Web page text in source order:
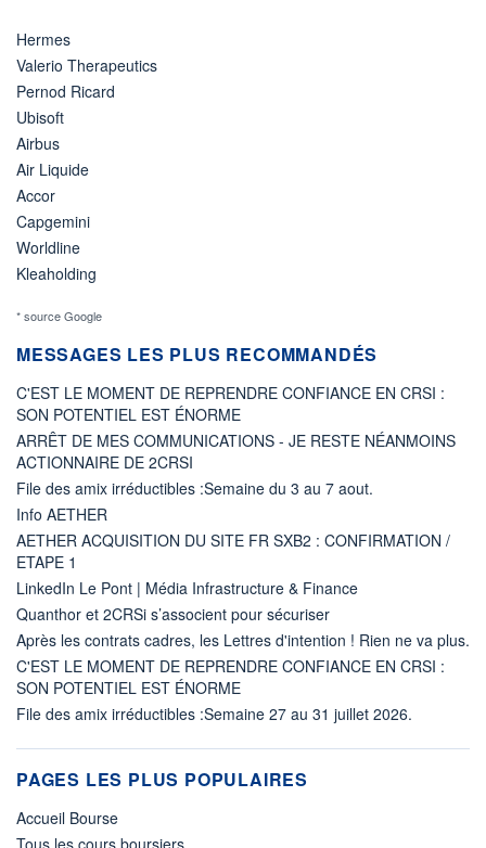
Hermes
Valerio Therapeutics
Pernod Ricard
Ubisoft
Airbus
Air Liquide
Accor
Capgemini
Worldline
Kleaholding
* source Google
MESSAGES LES PLUS RECOMMANDÉS
C'EST LE MOMENT DE REPRENDRE CONFIANCE EN CRSI :
SON POTENTIEL EST ÉNORME
ARRÊT DE MES COMMUNICATIONS - JE RESTE NÉANMOINS
ACTIONNAIRE DE 2CRSI
File des amix irréductibles :Semaine du 3 au 7 aout.
Info AETHER
AETHER ACQUISITION DU SITE FR SXB2 : CONFIRMATION /
ETAPE 1
LinkedIn Le Pont | Média Infrastructure & Finance
Quanthor et 2CRSi s’associent pour sécuriser
Après les contrats cadres, les Lettres d'intention ! Rien ne va plus.
C'EST LE MOMENT DE REPRENDRE CONFIANCE EN CRSI :
SON POTENTIEL EST ÉNORME
File des amix irréductibles :Semaine 27 au 31 juillet 2026.
PAGES LES PLUS POPULAIRES
Accueil Bourse
Tous les cours boursiers